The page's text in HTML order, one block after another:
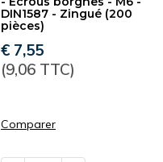
DIN1587 - Zingué (200
pièces)
€ 7,55
(9,06 TTC)
Comparer